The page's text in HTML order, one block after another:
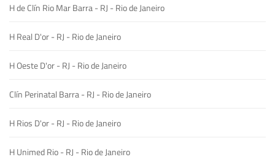
H de Clín Rio Mar Barra - RJ - Rio de Janeiro
H Real D'or - RJ - Rio de Janeiro
H Oeste D'or - RJ - Rio de Janeiro
Clín Perinatal Barra - RJ - Rio de Janeiro
H Rios D'or - RJ - Rio de Janeiro
H Unimed Rio - RJ - Rio de Janeiro